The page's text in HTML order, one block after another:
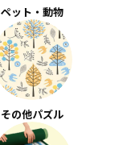
ペット・動物
その他パズル